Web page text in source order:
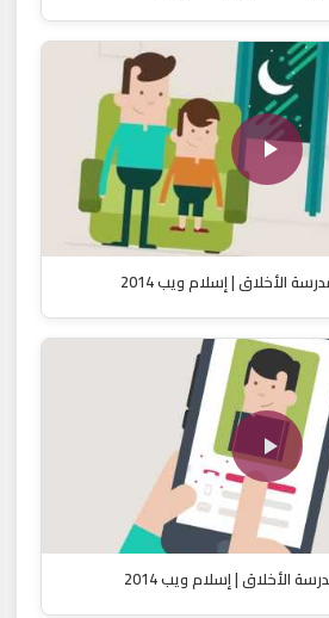
الأخلاق | إسلام ويب 2014
الأخلاق | إسلام ويب 2014